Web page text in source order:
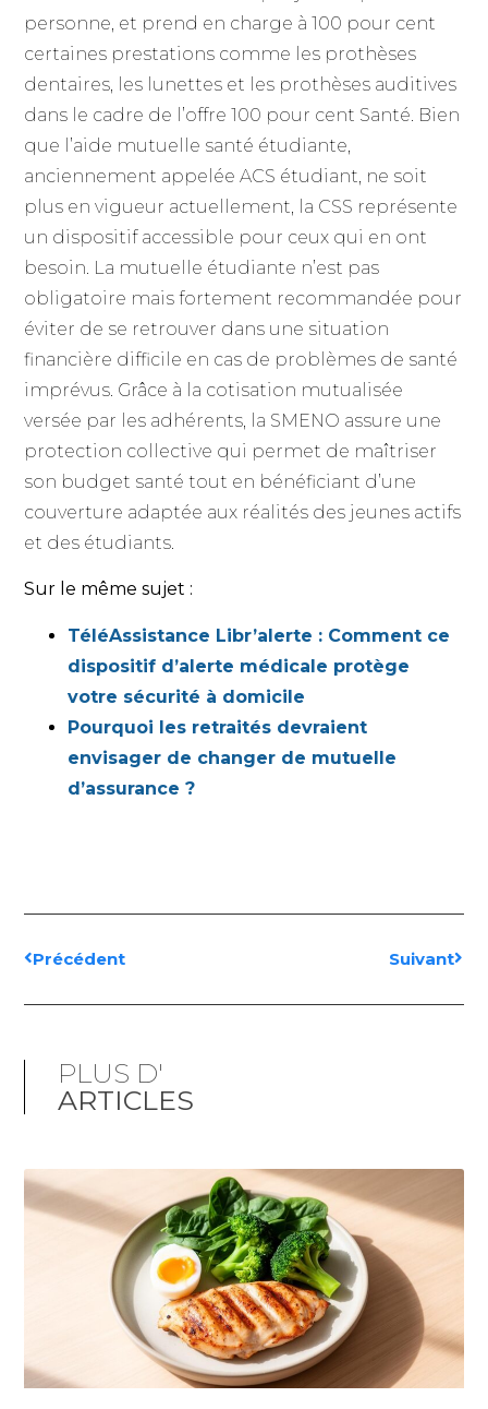
personne, et prend en charge à 100 pour cent
certaines prestations comme les prothèses
dentaires, les lunettes et les prothèses auditives
dans le cadre de l’offre 100 pour cent Santé. Bien
que l’aide mutuelle santé étudiante,
anciennement appelée ACS étudiant, ne soit
plus en vigueur actuellement, la CSS représente
un dispositif accessible pour ceux qui en ont
besoin. La mutuelle étudiante n’est pas
obligatoire mais fortement recommandée pour
éviter de se retrouver dans une situation
financière difficile en cas de problèmes de santé
imprévus. Grâce à la cotisation mutualisée
versée par les adhérents, la SMENO assure une
protection collective qui permet de maîtriser
son budget santé tout en bénéficiant d’une
couverture adaptée aux réalités des jeunes actifs
et des étudiants.
Sur le même sujet :
TéléAssistance Libr’alerte : Comment ce
dispositif d’alerte médicale protège
votre sécurité à domicile
Pourquoi les retraités devraient
envisager de changer de mutuelle
d’assurance ?
Précédent Suivant
PLUS D'
ARTICLES